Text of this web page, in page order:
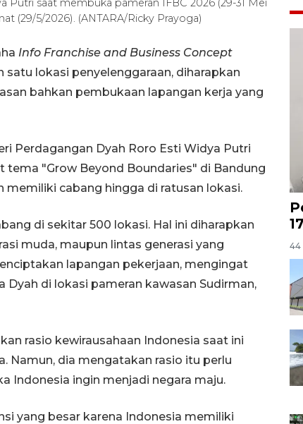
saat membuka pameran IFBC 2026 (29-31 Mei
(29/5/2026). (ANTARA/Ricky Prayoga)
Info Franchise and Business Concept
satu lokasi penyelenggaraan, diharapkan
bahkan pembukaan lapangan kerja yang
Perdagangan Dyah Roro Esti Widya Putri
"Grow Beyond Boundaries" di Bandung
memiliki cabang hingga di ratusan lokasi.
di sekitar 500 lokasi. Hal ini diharapkan
muda, maupun lintas generasi yang
lapangan pekerjaan, mengingat
di lokasi pameran kawasan Sudirman,
rasio kewirausahaan Indonesia saat ini
Namun, dia mengatakan rasio itu perlu
Indonesia ingin menjadi negara maju.
yang besar karena Indonesia memiliki
44